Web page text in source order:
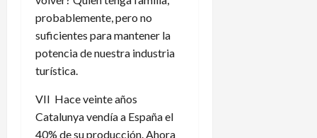
probablemente, pero no
suficientes para mantener la
potencia de nuestra industria
turística.
VII Hace veinte años
Catalunya vendía a España el
40% de su producción. Ahora